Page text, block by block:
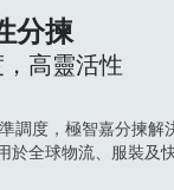
分揀
高靈活性
調度，極智嘉分揀解
全球物流、服裝及